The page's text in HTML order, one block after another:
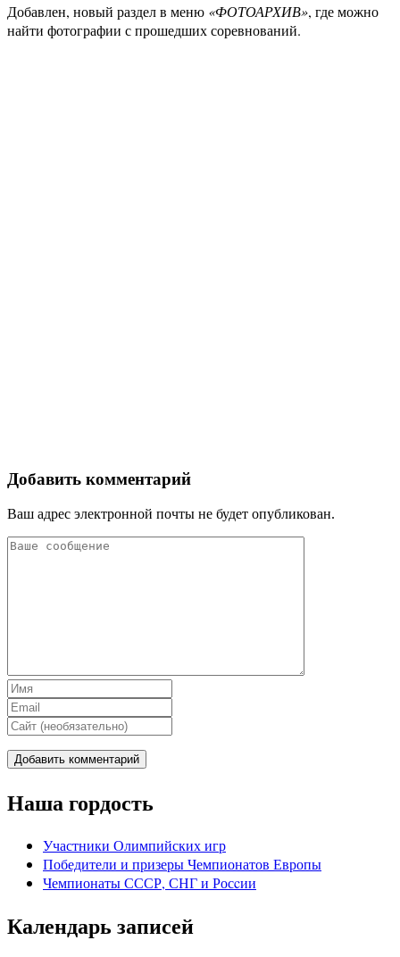
Добавлен, новый раздел в меню «ФОТОАРХИВ», где можно
найти фотографии с прошедших соревнований.
Добавить комментарий
Ваш адрес электронной почты не будет опубликован.
Наша гордость
Участники Олимпийских игр
Победители и призеры Чемпионатов Европы
Чемпионаты СССР, СНГ и Росcии
Календарь записей